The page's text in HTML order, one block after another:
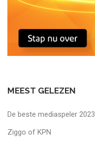
MEEST GELEZEN
De beste mediaspeler 2023
Ziggo of KPN